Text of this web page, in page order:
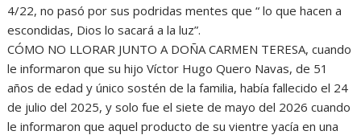
4/22, no pasó por sus podridas mentes que “ lo que hacen a
escondidas, Dios lo sacará a la luz”.
CÓMO NO LLORAR JUNTO A DOÑA CARMEN TERESA, cuando
le informaron que su hijo Víctor Hugo Quero Navas, de 51
años de edad y único sostén de la familia, había fallecido el 24
de julio del 2025, y solo fue el siete de mayo del 2026 cuando
le informaron que aquel producto de su vientre yacía en una